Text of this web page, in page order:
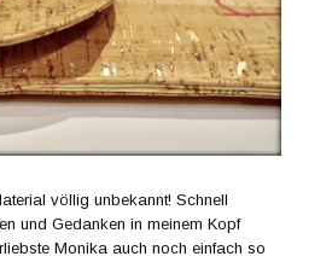
völlig unbekannt! Schnell
und Gedanken in meinem Kopf
Monika auch noch einfach so